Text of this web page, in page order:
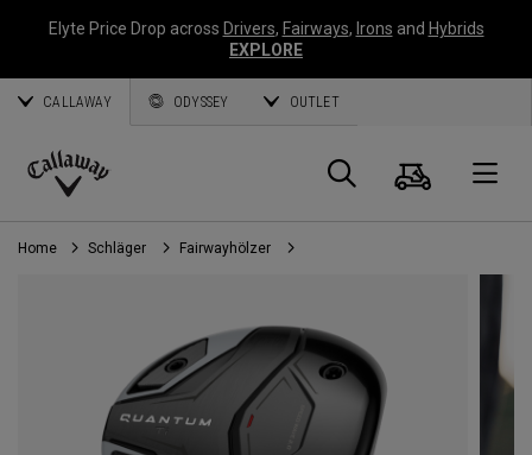
Elyte Price Drop across Drivers, Fairways, Irons and Hybrids
EXPLORE
CALLAWAY ODYSSEY OUTLET
Callaway
Golf
Suche
Home Schläger Fairwayhölzer